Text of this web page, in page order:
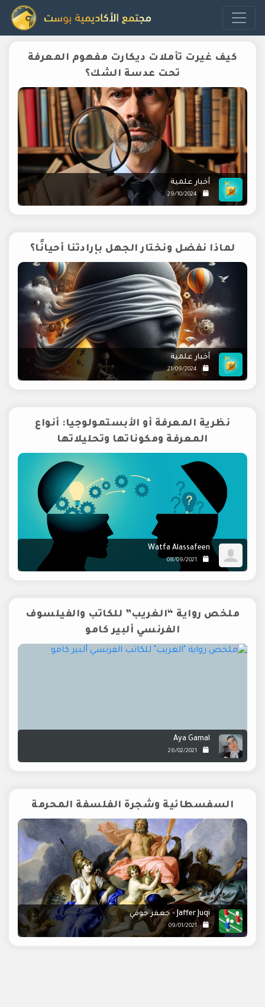
كيف غيرت تأملات ديكارت مفهوم المعرفة
تحت عدسة الشك؟
أخبار علمية
29/10/2024
لماذا نفضل ونختار الجهل بإرادتنا أحيانًا؟
أخبار علمية
21/09/2024
نظرية المعرفة أو الأبستمولوجيا: أنواع
المعرفة ومكوناتها وتحليلاتها
Watfa Alassafeen
08/09/2021
ملخص رواية “الغريب” للكاتب والفيلسوف
الفرنسي ألبير كامو
Aya Gamal
26/02/2021
السفسطائية وشجرة الفلسفة المحرمة
Jaffer Juqi - جعفر جوقي
09/01/2021